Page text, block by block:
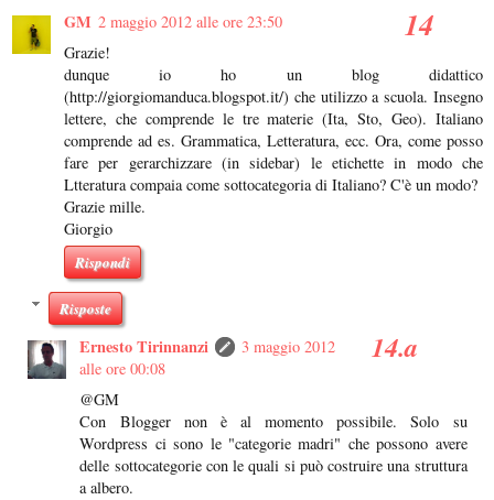
GM 2 maggio 2012 alle ore 23:50
Grazie!
dunque io ho un blog didattico
(http://giorgiomanduca.blogspot.it/) che utilizzo a scuola. Insegno
lettere, che comprende le tre materie (Ita, Sto, Geo). Italiano
comprende ad es. Grammatica, Letteratura, ecc. Ora, come posso
fare per gerarchizzare (in sidebar) le etichette in modo che
Ltteratura compaia come sottocategoria di Italiano? C'è un modo?
Grazie mille.
Giorgio
Rispondi
Risposte
Ernesto Tirinnanzi
3 maggio 2012
alle ore 00:08
@GM
Con Blogger non è al momento possibile. Solo su
Wordpress ci sono le "categorie madri" che possono avere
delle sottocategorie con le quali si può costruire una struttura
a albero.